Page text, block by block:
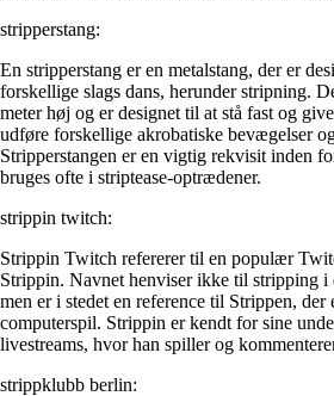
stripperstang:
En stripperstang er en metalstang, der er
forskellige slags dans, herunder stripning.
meter høj og er designet til at stå fast og
udføre forskellige akrobatiske bevægelser
Stripperstangen er en vigtig rekvisit inden
bruges ofte i striptease-optrædener.
strippin twitch:
Strippin Twitch refererer til en populær
Strippin. Navnet henviser ikke til stripping i
men er i stedet en reference til Strippen, der
computerspil. Strippin er kendt for sine
livestreams, hvor han spiller og
strippklubb berlin: